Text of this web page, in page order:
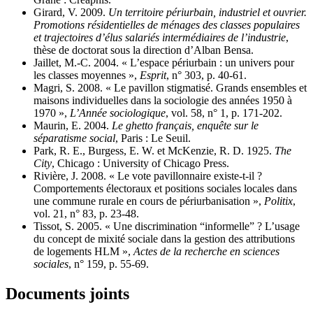
Girard, V. 2009. Un territoire périurbain, industriel et ouvrier.
Promotions résidentielles de ménages des classes populaires
et trajectoires d’élus salariés intermédiaires de l’industrie,
thèse de doctorat sous la direction d’Alban Bensa.
Jaillet, M.-C. 2004. « L’espace périurbain : un univers pour
les classes moyennes », Esprit, n° 303, p. 40-61.
Magri, S. 2008. « Le pavillon stigmatisé. Grands ensembles et
maisons individuelles dans la sociologie des années 1950 à
1970 », L’Année sociologique, vol. 58, n° 1, p. 171-202.
Maurin, E. 2004. Le ghetto français, enquête sur le
séparatisme social, Paris : Le Seuil.
Park, R. E., Burgess, E. W. et McKenzie, R. D. 1925. The
City, Chicago : University of Chicago Press.
Rivière, J. 2008. « Le vote pavillonnaire existe-t-il ?
Comportements électoraux et positions sociales locales dans
une commune rurale en cours de périurbanisation », Politix,
vol. 21, n° 83, p. 23-48.
Tissot, S. 2005. « Une discrimination “informelle” ? L’usage
du concept de mixité sociale dans la gestion des attributions
de logements HLM », Actes de la recherche en sciences
sociales, n° 159, p. 55-69.
Documents joints